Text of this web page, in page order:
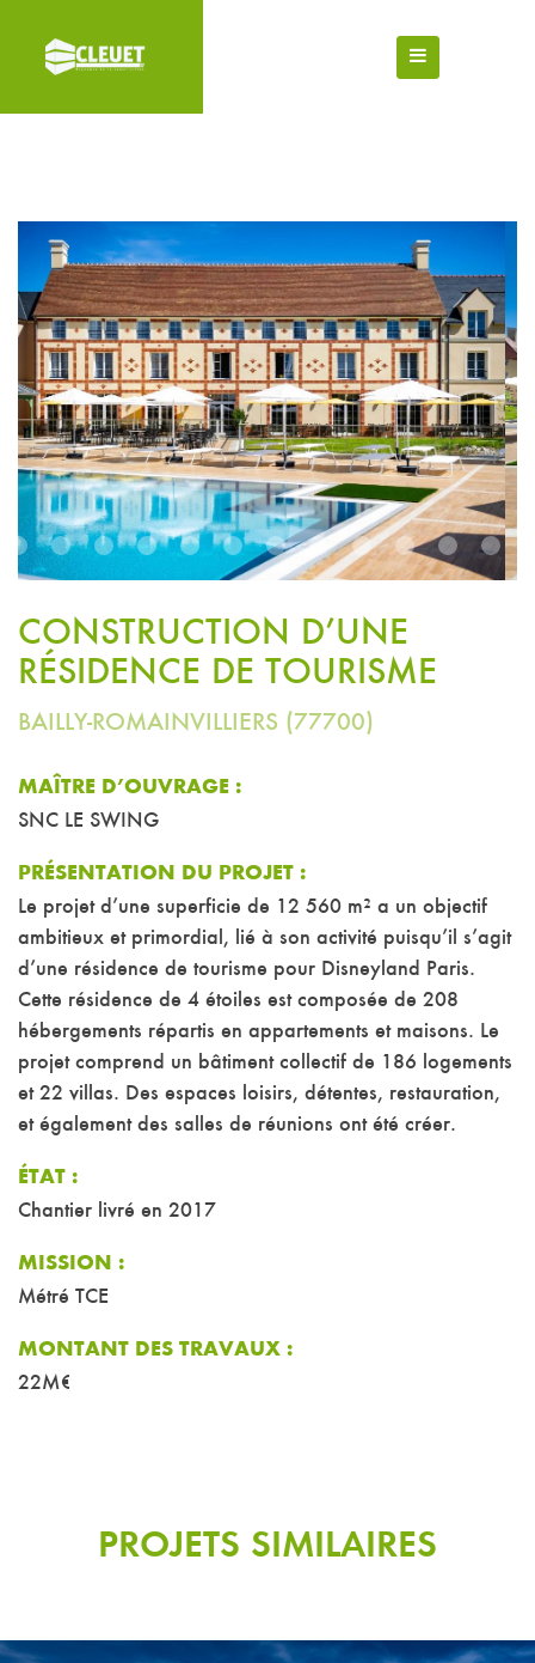
CONSTRUCTION D’UNE
RÉSIDENCE DE TOURISME
BAILLY-ROMAINVILLIERS (77700)
MAÎTRE D’OUVRAGE :
SNC LE SWING
PRÉSENTATION DU PROJET :
Le projet d’une superficie de 12 560 m² a un objectif
ambitieux et primordial, lié à son activité puisqu’il s’agit
d’une résidence de tourisme pour Disneyland Paris.
Cette résidence de 4 étoiles est composée de 208
hébergements répartis en appartements et maisons. Le
projet comprend un bâtiment collectif de 186 logements
et 22 villas. Des espaces loisirs, détentes, restauration,
et également des salles de réunions ont été créer.
ÉTAT :
Chantier livré en 2017
MISSION :
Métré TCE
MONTANT DES TRAVAUX :
22M€
3 4 5 6 9 10 11 12 14
PROJETS SIMILAIRES